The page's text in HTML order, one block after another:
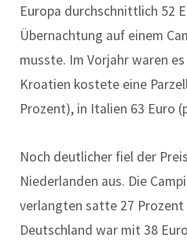
Europa durchschnittlich 52
Übernachtung auf einem
musste. Im Vorjahr waren
Kroatien kostete eine
Prozent), in Italien 63 Euro
Noch deutlicher fiel der
Niederlanden aus. Die
verlangten satte 27 Prozent
Deutschland war mit 38